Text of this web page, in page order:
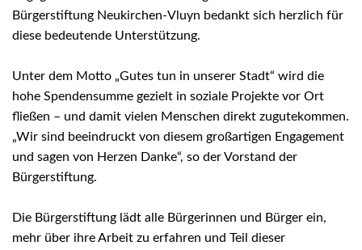
Bürgerstiftung Neukirchen-Vluyn bedankt sich herzlich für
diese bedeutende Unterstützung.
Unter dem Motto „Gutes tun in unserer Stadt“ wird die
hohe Spendensumme gezielt in soziale Projekte vor Ort
fließen – und damit vielen Menschen direkt zugutekommen.
„Wir sind beeindruckt von diesem großartigen Engagement
und sagen von Herzen Danke“, so der Vorstand der
Bürgerstiftung.
Die Bürgerstiftung lädt alle Bürgerinnen und Bürger ein,
mehr über ihre Arbeit zu erfahren und Teil dieser